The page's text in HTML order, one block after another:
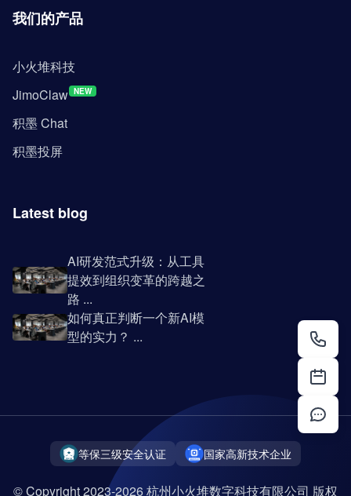
我们的产品
小火堆科技
JimoClaw NEW
积墨 Chat
积墨投屏
Latest blog
AI研发范式升级：从工具
提效到组织变革的跨越之
路 ...
如何真正判断一个新AI模
型的实力？ ...
等保三级安全认证 国家高新技术企业
© Copyright 2023-2026 杭州小火堆数字科技有限公司 版权